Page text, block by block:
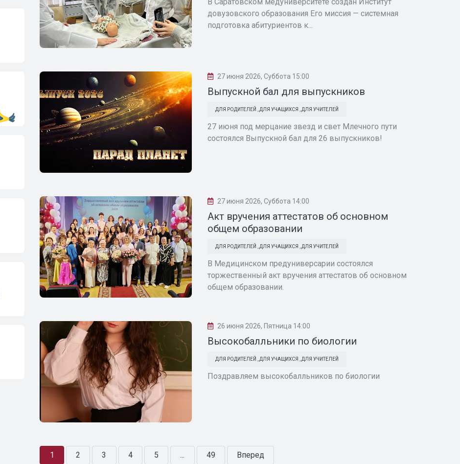
довузовского образования Его миссия — системная
подготовка абитуриентов к...
27 июня 2026, Суббота 15:00
Выпускной бал для выпускников
ДЛЯ РОДИТЕЛЕЙ ДЛЯ УЧАЩИХСЯ ДЛЯ УЧИТЕЛЕЙ
27 июня под мерцание звезд и свет Млечного пути
состоялся Выпускной бал для 26 выпускников!
27 июня 2026, Суббота 14:00
Акт вручения аттестатов об основном
общем образовании
ДЛЯ РОДИТЕЛЕЙ ДЛЯ УЧАЩИХСЯ ДЛЯ УЧИТЕЛЕЙ
В Медицинском предуниверсарии состоялся
торжественный акт вручения аттестатов об основном
общем образовании.
26 июня 2026, Пятница 14:00
Высокобалльники по биологии
ДЛЯ РОДИТЕЛЕЙ ДЛЯ УЧАЩИХСЯ ДЛЯ УЧИТЕЛЕЙ
Поздравляем высокобалльников по биологии
1 2 3 4 5 ... 49 Вперед